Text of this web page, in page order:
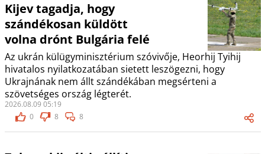
Kijev tagadja, hogy
szándékosan küldött
volna drónt Bulgária felé
Az ukrán külügyminisztérium szóvivője, Heorhij Tyihij
hivatalos nyilatkozatában sietett leszögezni, hogy
Ukrajnának nem állt szándékában megsérteni a
szövetséges ország légterét.
2026.08.09 05:19
0
8 8